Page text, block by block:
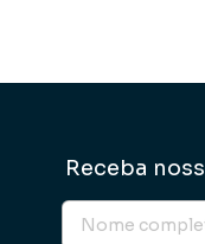
Receba